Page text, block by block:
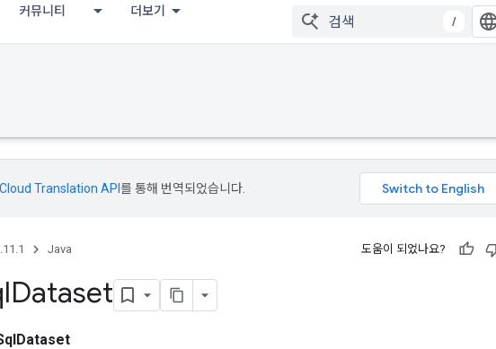
커뮤니티 더보기
/
Cloud Translation API 를 통해 번역되었습니다.
Java 도움이 되었나요?
Dataset